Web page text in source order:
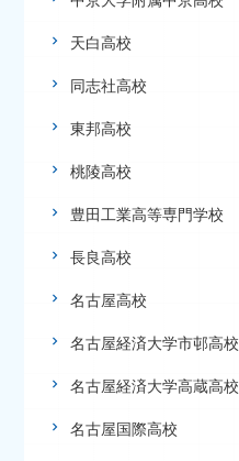
天白高校
同志社高校
東邦高校
桃陵高校
豊田工業高等専門学校
長良高校
名古屋高校
名古屋経済大学市邨高校
名古屋経済大学高蔵高校
名古屋国際高校